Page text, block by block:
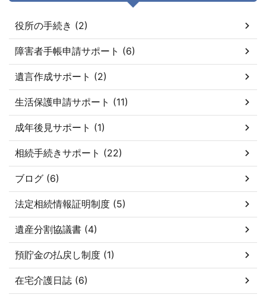
役所の手続き (2)
障害者手帳申請サポート (6)
遺言作成サポート (2)
生活保護申請サポート (11)
成年後見サポート (1)
相続手続きサポート (22)
ブログ (6)
法定相続情報証明制度 (5)
遺産分割協議書 (4)
預貯金の払戻し制度 (1)
在宅介護日誌 (6)